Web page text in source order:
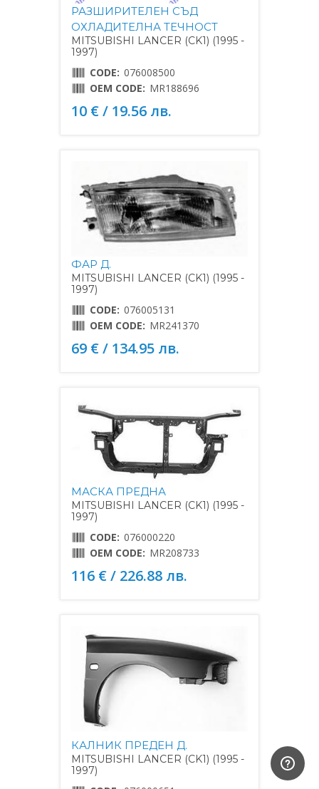
РАЗШИРИТЕЛЕН СЪД
ОХЛАДИТЕЛНА ТЕЧНОСТ
MITSUBISHI LANCER (CK1) (1995 -
1997)
CODE: 076008500
OEM CODE: MR188696
10 € / 19.56 лв.
ФАР Д.
MITSUBISHI LANCER (CK1) (1995 -
1997)
CODE: 076005131
OEM CODE: MR241370
69 € / 134.95 лв.
МАСКА ПРЕДНА
MITSUBISHI LANCER (CK1) (1995 -
1997)
CODE: 076000220
OEM CODE: MR208733
116 € / 226.88 лв.
КАЛНИК ПРЕДЕН Д.
MITSUBISHI LANCER (CK1) (1995 -
1997)